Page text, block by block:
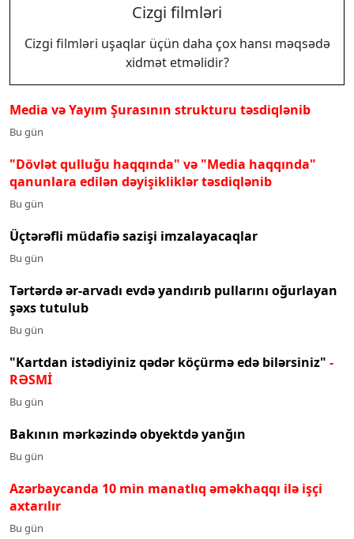
Cizgi filmləri
Cizgi filmləri uşaqlar üçün daha çox hansı məqsədə
xidmət etməlidir?
Media və Yayım Şurasının strukturu təsdiqlənib
Bu gün
"Dövlət qulluğu haqqında" və "Media haqqında"
qanunlara edilən dəyişikliklər təsdiqlənib
Bu gün
Üçtərəfli müdafiə sazişi imzalayacaqlar
Bu gün
Tərtərdə ər-arvadı evdə yandırıb pullarını oğurlayan
şəxs tutulub
Bu gün
"Kartdan istədiyiniz qədər köçürmə edə bilərsiniz" -
RƏSMİ
Bu gün
Bakının mərkəzində obyektdə yanğın
Bu gün
Azərbaycanda 10 min manatlıq əməkhaqqı ilə işçi
axtarılır
Bu gün